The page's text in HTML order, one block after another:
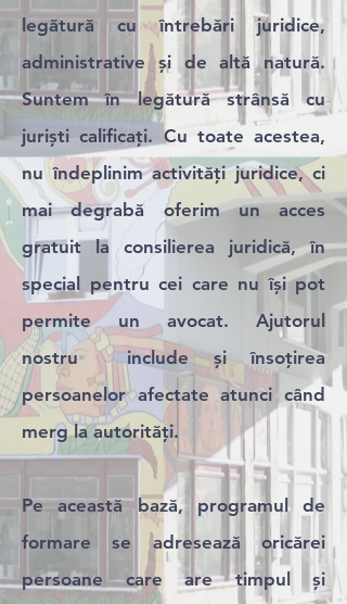
legătură cu întrebări juridice,
administrative și de altă natură.
Suntem în legătură strânsă cu
juriști calificați. Cu toate acestea,
nu îndeplinim activități juridice, ci
mai degrabă oferim un acces
gratuit la consilierea juridică, în
special pentru cei care nu își pot
permite un avocat. Ajutorul
nostru include și însoțirea
persoanelor afectate atunci când
merg la autorități.
Pe această bază, programul de
formare se adresează oricărei
persoane care are timpul și